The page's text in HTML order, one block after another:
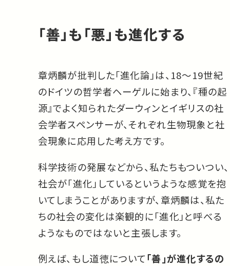
「善」も「悪」も進化する
章炳麟が批判した「進化論」は、18〜19世紀
のドイツの哲学者ヘーゲルに始まり、『種の起
源』でよく知られたダーウィンとイギリスの社
会学者スペンサーが、それぞれ生物現象と社
会現象に応用した考え方です。
科学技術の発展などから、私たちもついつい、
社会が「進化」しているというような感覚を抱
いてしまうことがありますが、章炳麟は、私た
ちの社会の変化は楽観的に「進化」と呼べる
ようなものではないと主張します。
例えば、もし道徳について「善」が進化するの